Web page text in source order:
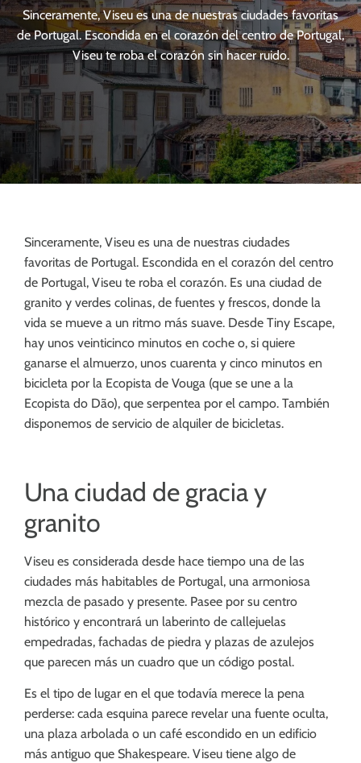
Sinceramente, Viseu es una de nuestras ciudades favoritas
de Portugal. Escondida en el corazón del centro de Portugal,
Viseu te roba el corazón sin hacer ruido.
Sinceramente, Viseu es una de nuestras ciudades
favoritas de Portugal. Escondida en el corazón del centro
de Portugal, Viseu te roba el corazón. Es una ciudad de
granito y verdes colinas, de fuentes y frescos, donde la
vida se mueve a un ritmo más suave. Desde Tiny Escape,
hay unos veinticinco minutos en coche o, si quiere
ganarse el almuerzo, unos cuarenta y cinco minutos en
bicicleta por la Ecopista de Vouga (que se une a la
Ecopista do Dão), que serpentea por el campo. También
disponemos de servicio de alquiler de bicicletas.
Una ciudad de gracia y
granito
Viseu es considerada desde hace tiempo una de las
ciudades más habitables de Portugal, una armoniosa
mezcla de pasado y presente. Pasee por su centro
histórico y encontrará un laberinto de callejuelas
empedradas, fachadas de piedra y plazas de azulejos
que parecen más un cuadro que un código postal.
Es el tipo de lugar en el que todavía merece la pena
perderse: cada esquina parece revelar una fuente oculta,
una plaza arbolada o un café escondido en un edificio
más antiguo que Shakespeare. Viseu tiene algo de